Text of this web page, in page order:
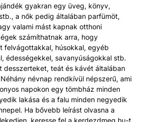
gyakran egy üveg, könyv,
a nők pedig általában parfümöt,
valami mást kapnak otthoni
számíthatnak arra, hogy
felvágottakkal, húsokkal, egyéb
édességekkel, savanyúságokkal stb.
desszerteket, teát és kávét általában
névnap rendkívül népszerű, ami
napokon egy tömbház minden
lakása és a falu minden negyedik
Ha bővebb leírást olvasna a
keresse fel a kerdezdmeg.hu-t.